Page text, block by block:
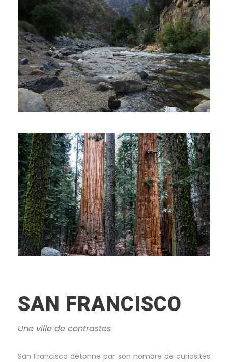
SAN FRANCISCO
Une ville de contrastes
San Francisco détonne par son nombre de curiosités